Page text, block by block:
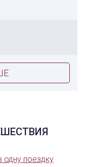
одну поездку